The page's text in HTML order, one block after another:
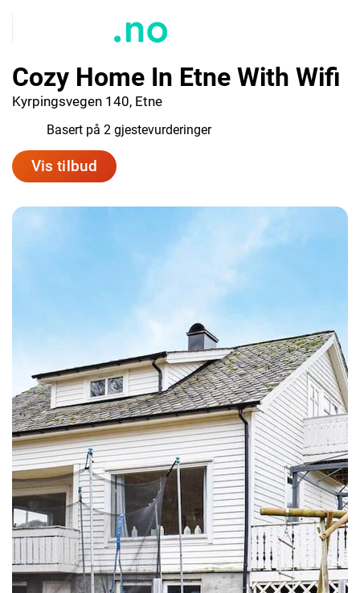
Cozy Home In Etne With Wifi
Kyrpingsvegen 140, Etne
Basert på 2 gjestevurderinger
Vis tilbud